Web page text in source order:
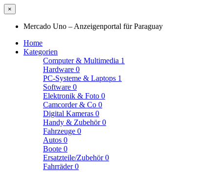
×
Mercado Uno – Anzeigenportal für Paraguay
Home
Kategorien
Computer & Multimedia 1
Hardware 0
PC-Systeme & Laptops 1
Software 0
Elektronik & Foto 0
Camcorder & Co 0
Digital Kameras 0
Handy & Zubehör0
Fahrzeuge 0
Autos 0
Boote 0
Ersatzteile/Zubehör0
Fahrräder0